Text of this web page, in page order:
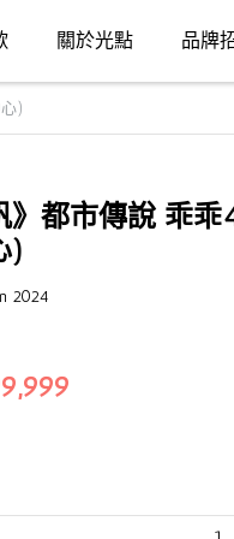
關於光點 品牌
)
》都市傳說 乖
)
2024